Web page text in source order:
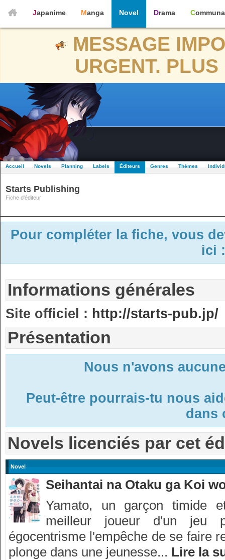
Japanime Manga Novel Drama
MESSAGE
URGENT.
Accueil Novels Planning Labels Éditeurs Genres Thèmes
Starts Publishing
Fiche d'éditeur
Pour compléter la fiche, vous
ici
Informations générales
Site officiel : http://starts-pub.jp/
Présentation
Nous n'avons
Peut-être pourrais-tu nous
dans
Novels licenciés par cet
Novel
Seihantai na Otaku ga Koi
Yamato, un garçon timide
meilleur joueur d'un jeu
égocentrisme l'empêche de se faire
plonge dans une jeunesse... Lire la